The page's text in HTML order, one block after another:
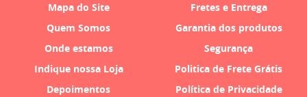
Mapa do Site
Quem Somos
Onde estamos
Indique nossa Loja
Depoimentos
Fretes e Entrega
Garantia dos produtos
Segurança
Politica de Frete Grátis
Política de Privacidade